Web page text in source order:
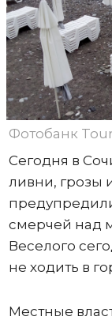
Фотобанк
Сегодня в
ливни, грозы
смерчей над
Веселого
не ходить в
Местные